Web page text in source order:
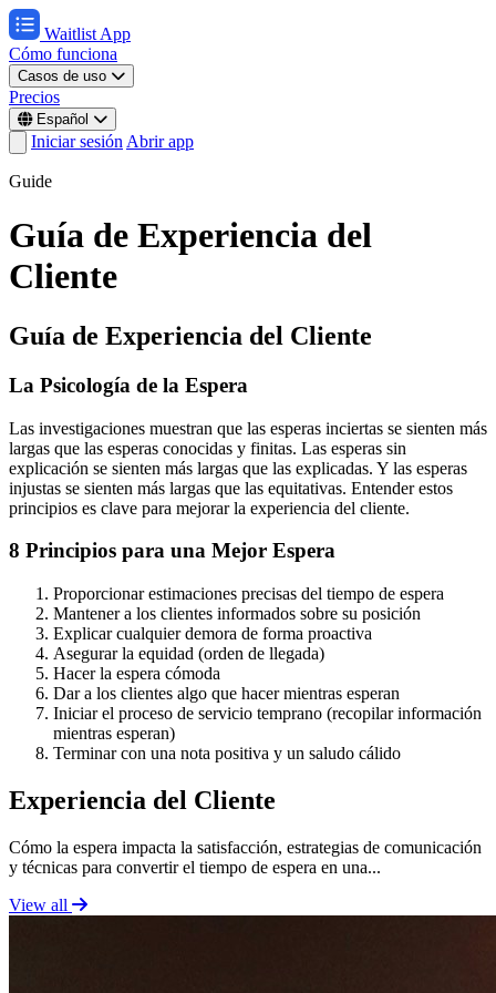
Waitlist App
Cómo funciona
Casos de uso
Precios
Español
Iniciar sesión Abrir app
Guide
Guía de Experiencia del
Cliente
Guía de Experiencia del Cliente
La Psicología de la Espera
Las investigaciones muestran que las esperas inciertas se sienten más
largas que las esperas conocidas y finitas. Las esperas sin
explicación se sienten más largas que las explicadas. Y las esperas
injustas se sienten más largas que las equitativas. Entender estos
principios es clave para mejorar la experiencia del cliente.
8 Principios para una Mejor Espera
Proporcionar estimaciones precisas del tiempo de espera
Mantener a los clientes informados sobre su posición
Explicar cualquier demora de forma proactiva
Asegurar la equidad (orden de llegada)
Hacer la espera cómoda
Dar a los clientes algo que hacer mientras esperan
Iniciar el proceso de servicio temprano (recopilar información
mientras esperan)
Terminar con una nota positiva y un saludo cálido
Experiencia del Cliente
Cómo la espera impacta la satisfacción, estrategias de comunicación
y técnicas para convertir el tiempo de espera en una...
View all